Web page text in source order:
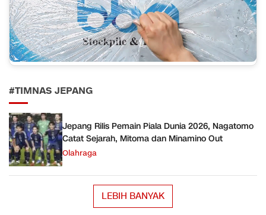
#TIMNAS JEPANG
Jepang Rilis Pemain Piala Dunia 2026, Nagatomo
Catat Sejarah, Mitoma dan Minamino Out
Olahraga
LEBIH BANYAK